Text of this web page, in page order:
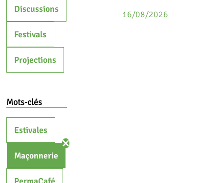
Discussions
Festivals
Projections
Mots-clés
Estivales
Maçonnerie
16/08/2026